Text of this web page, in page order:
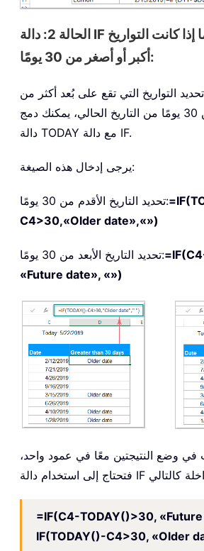
الحالة 2: دالة IF للتواريخ للتحقق مما إذا كانت التواريخ
أكبر أو أصغر من 30 يومًا:
التواريخ التي تقع على بُعد أكثر من
30 يومًا أو أقل من 30 يومًا من التاريخ الحالي، يمكنك دمج
دالة TODAY مع دالة IF.
يرجى إدخال هذه الصيغة:
تحديد التاريخ الأقدم من 30 يومًا:
C4>30,«Older date»,«»)
تحديد التاريخ الأبعد من 30 يومًا:
«Future date», «»)
في وضع النتيجتين معًا في عمود واحد،
=IF(C4-TODAY()>30,
IF(TODAY()-C4>30, «Older